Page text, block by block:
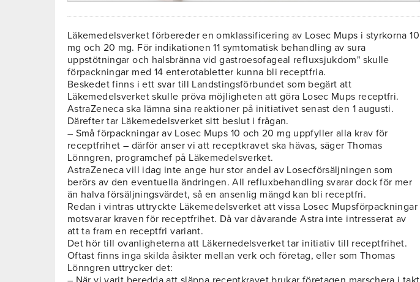
Läkemedelsverket förbereder en omklassificering av Losec Mups i styrkorna 10
mg och 20 mg. För indikationen 11 symtomatisk behandling av sura
uppstötningar och halsbränna vid gastroesofageal refluxsjukdom" skulle
förpackningar med 14 enterotabletter kunna bli receptfria.
Beskedet finns i ett svar till Landstingsförbundet som begärt att
Läkemedelsverket skulle pröva möjligheten att göra Losec Mups receptfri.
AstraZeneca ska lämna sina reaktioner på initiativet senast den 1 augusti.
Därefter tar Läkemedelsverket sitt beslut i frågan.
– Små förpackningar av Losec Mups 10 och 20 mg uppfyller alla krav för
receptfrihet – därför anser vi att receptkravet ska hävas, säger Thomas
Lönngren, programchef på Läkemedelsverket.
AstraZeneca vill idag inte ange hur stor andel av Losecförsäljningen som
berörs av den eventuella ändringen. All refluxbehandling svarar dock för mer
än halva försäljningsvärdet, så en ansenlig mängd kan bli receptfri.
Redan i vintras uttryckte Läkemedelsverket att vissa Losec Mupsförpackningar
motsvarar kraven för receptfrihet. Då var dåvarande Astra inte intresserat av
att ta fram en receptfri variant.
Det hör till ovanligheterna att Läkernedelsverket tar initiativ till receptfrihet.
Oftast finns inga skilda åsikter mellan verk och företag, eller som Thomas
Lönngren uttrycker det: